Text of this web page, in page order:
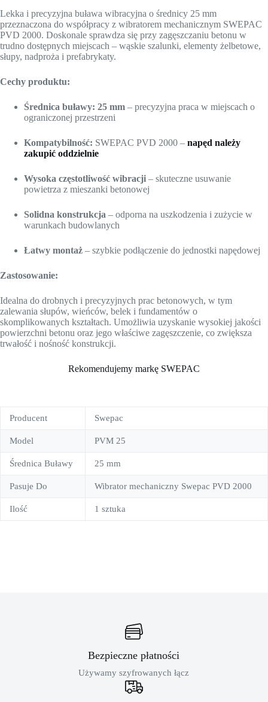
Lekka i precyzyjna buława wibracyjna o średnicy 25 mm
przeznaczona do współpracy z wibratorem mechanicznym SWEPAC
PVD 2000. Doskonale sprawdza się przy zagęszczaniu betonu w
trudno dostępnych miejscach – wąskie szalunki, elementy żelbetowe,
słupy, nadproża i prefabrykaty.
Cechy produktu:
Średnica buławy: 25 mm – precyzyjna praca w miejscach o
ograniczonej przestrzeni
Kompatybilność: SWEPAC PVD 2000 – napęd należy
zakupić oddzielnie
Wysoka częstotliwość wibracji – skuteczne usuwanie
powietrza z mieszanki betonowej
Solidna konstrukcja – odporna na uszkodzenia i zużycie w
warunkach budowlanych
Łatwy montaż – szybkie podłączenie do jednostki napędowej
Zastosowanie:
Idealna do drobnych i precyzyjnych prac betonowych, w tym
zalewania słupów, wieńców, belek i fundamentów o
skomplikowanych kształtach. Umożliwia uzyskanie wysokiej jakości
powierzchni betonu oraz jego właściwe zagęszczenie, co zwiększa
trwałość i nośność konstrukcji.
Rekomendujemy markę SWEPAC
Producent Swepac
Model PVM 25
Średnica Buławy 25 mm
Pasuje Do Wibrator mechaniczny Swepac PVD 2000
Ilość 1 sztuka
Bezpieczne płatności
Używamy szyfrowanych łącz